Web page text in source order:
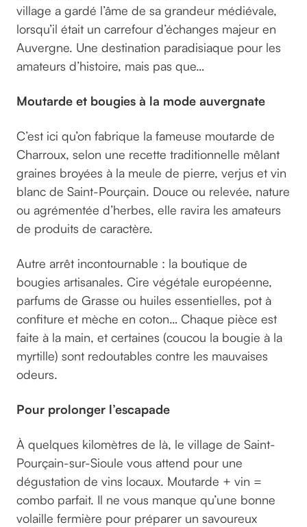
village a gardé l’âme de sa grandeur médiévale,
lorsqu’il était un carrefour d’échanges majeur en
Auvergne. Une destination paradisiaque pour les
amateurs d’histoire, mais pas que…
Moutarde et bougies à la mode auvergnate
C’est ici qu’on fabrique la fameuse moutarde de
Charroux, selon une recette traditionnelle mêlant
graines broyées à la meule de pierre, verjus et vin
blanc de Saint-Pourçain. Douce ou relevée, nature
ou agrémentée d’herbes, elle ravira les amateurs
de produits de caractère.
Autre arrêt incontournable : la boutique de
bougies artisanales. Cire végétale européenne,
parfums de Grasse ou huiles essentielles, pot à
confiture et mèche en coton… Chaque pièce est
faite à la main, et certaines (coucou la bougie à la
myrtille) sont redoutables contre les mauvaises
odeurs.
Pour prolonger l’escapade
À quelques kilomètres de là, le village de Saint-
Pourçain-sur-Sioule vous attend pour une
dégustation de vins locaux. Moutarde + vin =
combo parfait. Il ne vous manque qu’une bonne
volaille fermière pour préparer un savoureux